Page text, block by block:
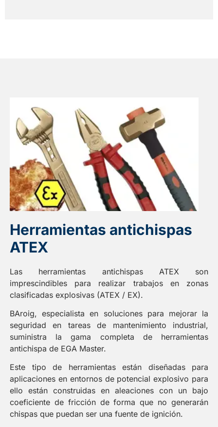
Herramientas antichispas
ATEX
Las herramientas antichispas ATEX son
imprescindibles para realizar trabajos en zonas
clasificadas explosivas (ATEX / EX).
BAroig, especialista en soluciones para mejorar la
seguridad en tareas de mantenimiento industrial,
suministra la gama completa de herramientas
antichispa de EGA Master.
Este tipo de herramientas están diseñadas para
aplicaciones en entornos de potencial explosivo para
ello están construidas en aleaciones con un bajo
coeficiente de fricción de forma que no generarán
chispas que puedan ser una fuente de ignición.